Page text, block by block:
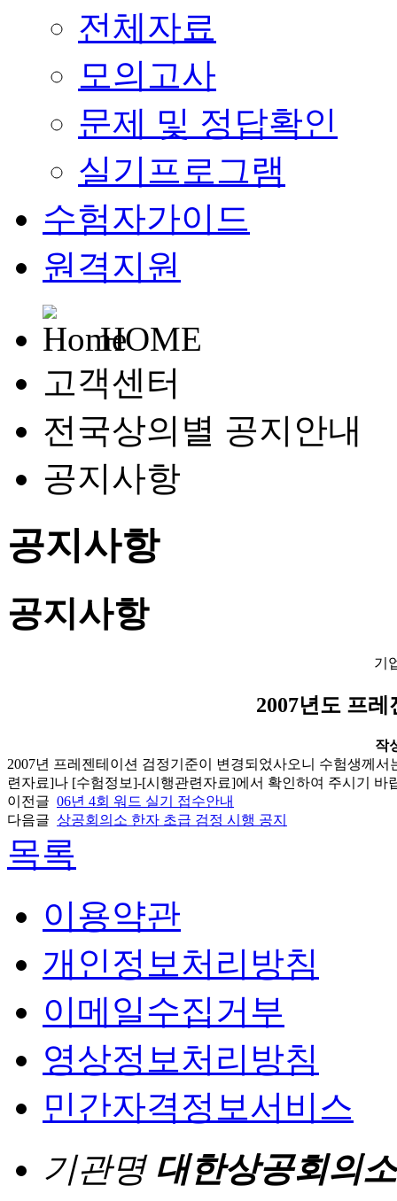
전체자료
모의고사
문제 및 정답확인
실기프로그램
수험자가이드
원격지원
HOME
고객센터
전국상의별 공지안내
공지사항
공지사항
공지사항
기
2007년도 프
작
2007년 프레젠테이션 검정기준이 변경되었사오니 수험생께
련자료]나 [수험정보]-[시행관련자료]에서 확인하여 주시기 바
이전글 06년 4회 워드 실기 접수안내
다음글 상공회의소 한자 초급 검정 시행 공지
목록
이용약관
개인정보처리방침
이메일수집거부
영상정보처리방침
민간자격정보서비스
기관명 대한상공회의소